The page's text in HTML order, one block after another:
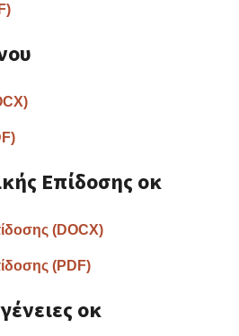
Επίδοσης οκ
(DOCX)
(PDF)
οκ